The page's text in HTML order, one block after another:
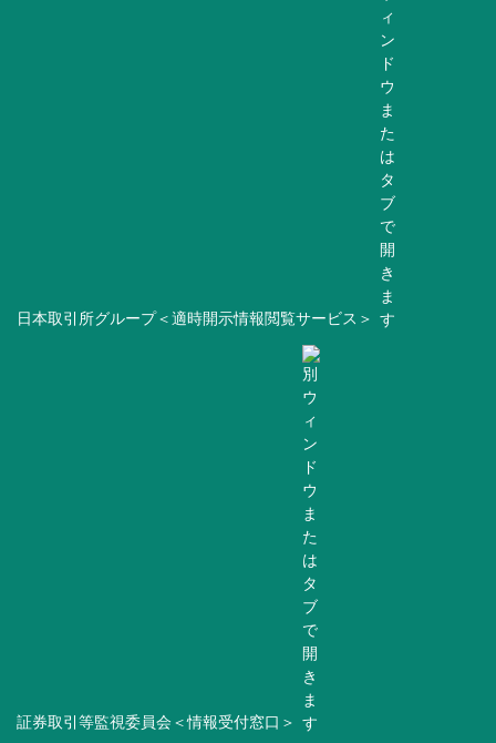
日本取引所グループ＜適時開示情報閲覧サービス＞
証券取引等監視委員会＜情報受付窓口＞